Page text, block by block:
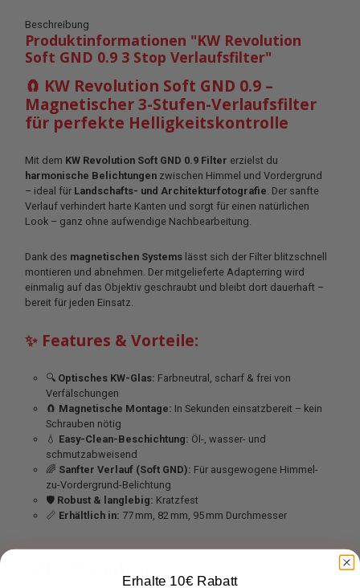
Beschreibung
Produktinformationen "KW Revolution
Soft GND 0.9 3 Stop Verlaufsfilter"
🧲 KW Revolution Soft GND 0.9 –
Magnetischer 3-Stufen-Verlaufsfilter
für perfekte Helligkeitskontrolle
Mit dem KW Revolution Soft GND 0.9 Filter erzielst du
harmonische Belichtungen zwischen Himmel und Vordergrund
– ideal für Landschafts- und Architekturfotografie . Der sanfte
Verlauf verhindert harte Kanten und sorgt für einen natürlichen
Look – ganz ohne aufwendige Nachbearbeitung.
Dank des magnetischen Systems lässt sich der Filter blitzschnell
montieren und abnehmen. Der mitgelieferte Adapterring wird
einmalig auf das Objektiv geschraubt und bleibt dort dauerhaft –
bereit für jeden Einsatz.
✨ Features & Vorteile:
🔍 Optisches KW-Glas: Farbneutral, scharf & frei von
Verfälschungen
🧲 Magnetische Montage: In Sekunden einsatzbereit – kein
Schrauben nötig
💧 Easy-Clean-Beschichtung: Öl-, wasser- und
schmutzabweisend
🌈 Sanfter Verlauf (Soft GND): Für ausgewogene Himmel-
zu-Vordergrund-Belichtung
🛡️ Robust & langlebig: Kratzfest
📏 Erhältlich in: 77 mm, 82 mm, 95 mm Durchmesser
Erhalte 10€ Rabatt